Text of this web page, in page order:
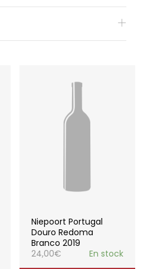
Niepoort Portugal
Douro Redoma
Branco 2019
24,00€ En stock